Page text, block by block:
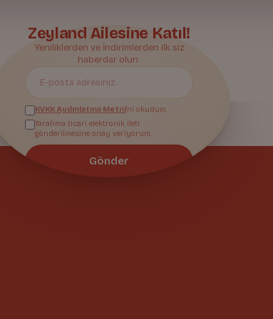
Zeyland Ailesine Katıl!
Yeniliklerden ve İndirimlerden ilk siz
haberdar olun.
KVKK Aydınlatma Metni'ni okudum.
Tarafıma ticari elektronik ileti
gönderilmesine onay veriyorum.
Gönder